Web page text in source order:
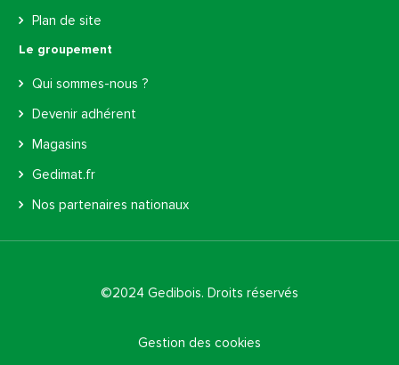
Plan de site
Le groupement
Qui sommes-nous ?
Devenir adhérent
Magasins
Gedimat.fr
Nos partenaires nationaux
©2024 Gedibois. Droits réservés
Gestion des cookies